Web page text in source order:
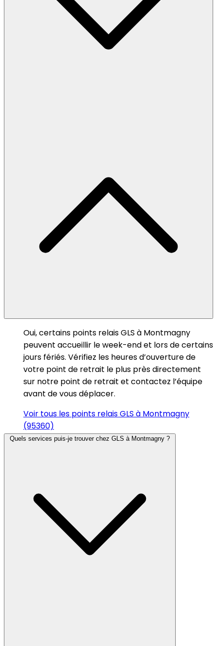
Oui, certains points relais GLS à Montmagny
peuvent accueillir le week-end et lors de certains
jours fériés. Vérifiez les heures d’ouverture de
votre point de retrait le plus près directement
sur notre point de retrait et contactez l’équipe
avant de vous déplacer.
Voir tous les points relais GLS à Montmagny
(95360)
Quels services puis-je trouver chez GLS à Montmagny ?